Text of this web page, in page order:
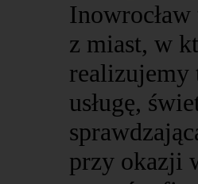
z miast, w
realizujemy
usługę,
przy okazji